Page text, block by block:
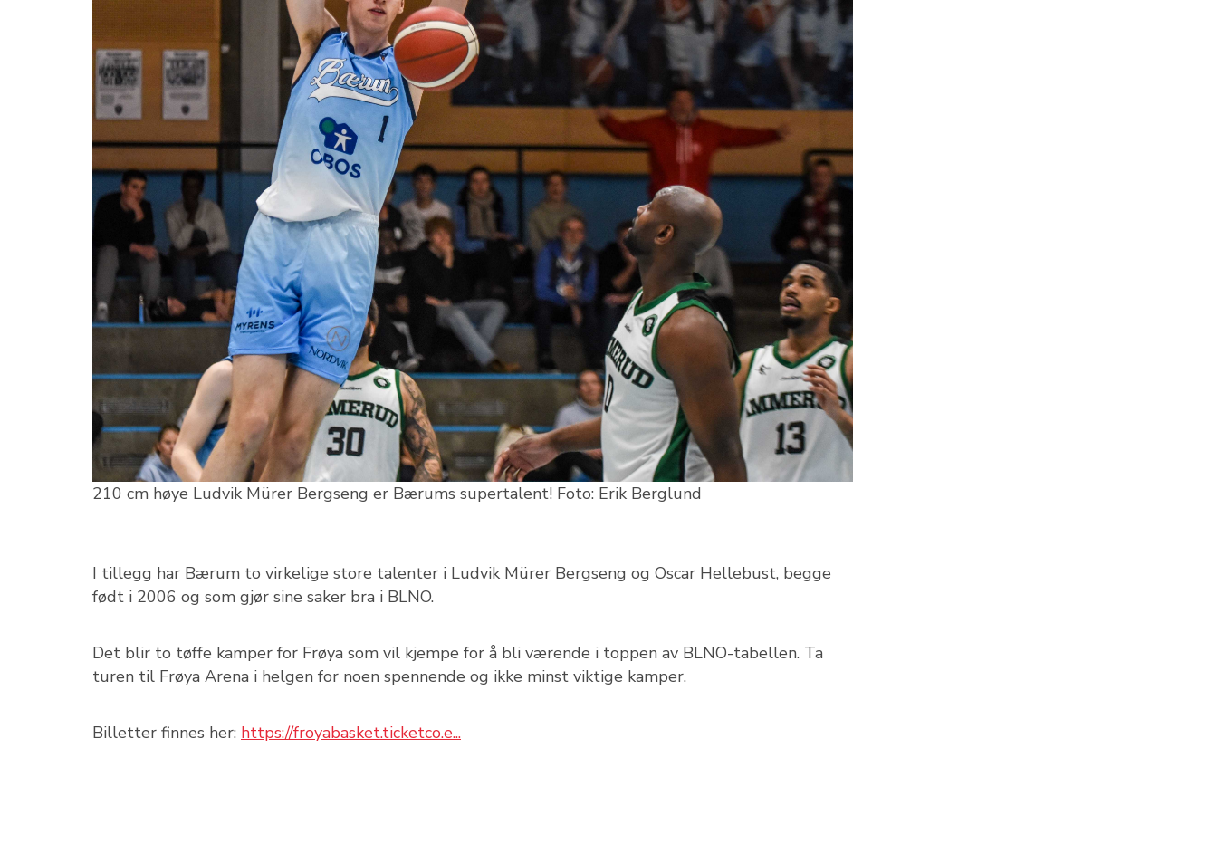
210 cm høye Ludvik Mürer Bergseng er Bærums supertalent! Foto: Erik Berglund
I tillegg har Bærum to virkelige store talenter i Ludvik Mürer Bergseng og Oscar Hellebust, begge
født i 2006 og som gjør sine saker bra i BLNO.
Det blir to tøffe kamper for Frøya som vil kjempe for å bli værende i toppen av BLNO-tabellen. Ta
turen til Frøya Arena i helgen for noen spennende og ikke minst viktige kamper.
Billetter finnes her: https://froyabasket.ticketco.e...